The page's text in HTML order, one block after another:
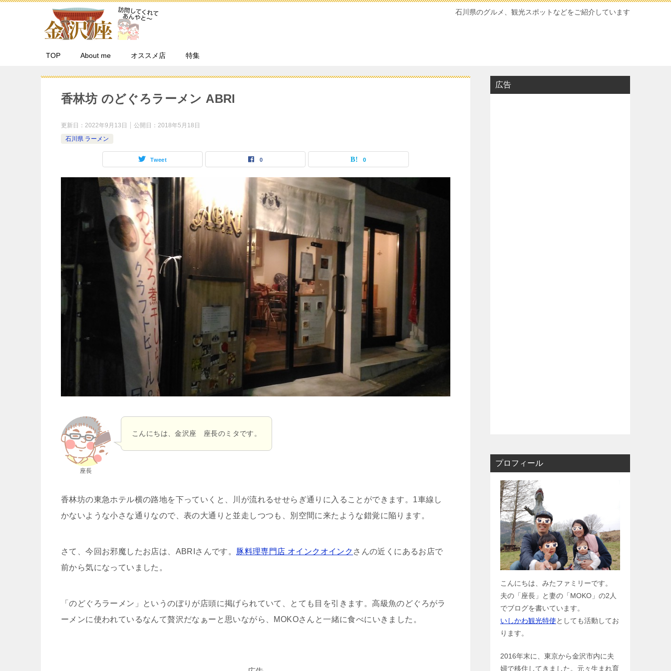
石川県のグルメ、観光スポットなどをご紹介しています
TOP About me オススメ店 特集
香林坊 のどぐろラーメン ABRI
更新日： 2022年9月13日 公開日： 2018年5月18日
石川県 ラーメン
Tweet 0 0
座長
こんにちは、金沢座 座長のミタです。
香林坊の東急ホテル横の路地を下っていくと、川が流れるせせらぎ通りに入ることができます。1車線し
かないような小さな通りなので、表の大通りと並走しつつも、別空間に来たような錯覚に陥ります。
さて、今回お邪魔したお店は、ABRIさんです。 豚料理専門店 オインクオインク さんの近くにあるお店で
前から気になっていました。
「のどぐろラーメン」というのぼりが店頭に掲げられていて、とても目を引きます。高級魚のどぐろがラ
ーメンに使われているなんて贅沢だなぁーと思いながら、MOKOさんと一緒に食べにいきました。
広告
プロフィール
こんにちは、みたファミリーです。
夫の「座長」と妻の「MOKO」の2人
でブログを書いています。
いしかわ観光特使としても活動してお
ります。
2016年末に、東京から金沢市内に夫
婦で移住してきました。元々生まれ育